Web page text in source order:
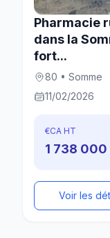
Pharmacie
dans la
fort...
80 • Somme
11/02/2026
€CA HT
1 738 000
Voir les